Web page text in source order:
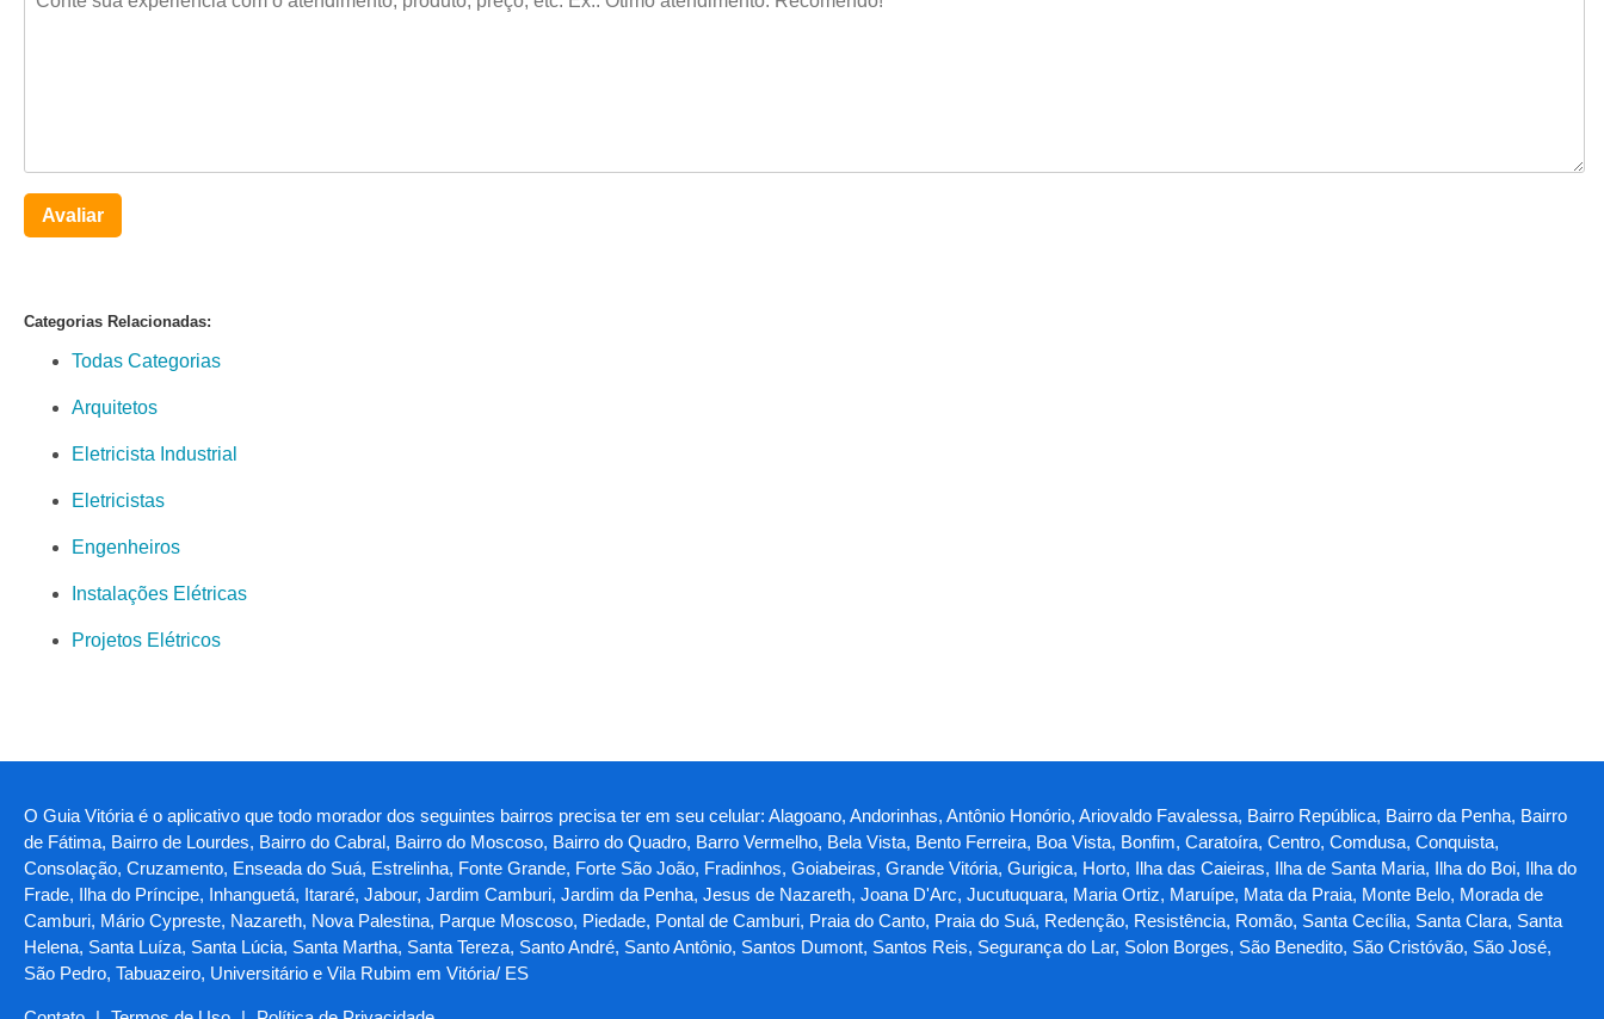
Avaliar
Categorias Relacionadas:
Todas Categorias
Arquitetos
Eletricista Industrial
Eletricistas
Engenheiros
Instalações Elétricas
Projetos Elétricos
O Guia Vitória é o aplicativo que todo morador dos seguintes bairros precisa ter em seu celular: Alagoano, Andorinhas, Antônio Honório, Ariovaldo Favalessa, Bairro República, Bairro da Penha, Bairro
de Fátima, Bairro de Lourdes, Bairro do Cabral, Bairro do Moscoso, Bairro do Quadro, Barro Vermelho, Bela Vista, Bento Ferreira, Boa Vista, Bonfim, Caratoíra, Centro, Comdusa, Conquista,
Consolação, Cruzamento, Enseada do Suá, Estrelinha, Fonte Grande, Forte São João, Fradinhos, Goiabeiras, Grande Vitória, Gurigica, Horto, Ilha das Caieiras, Ilha de Santa Maria, Ilha do Boi, Ilha do
Frade, Ilha do Príncipe, Inhanguetá, Itararé, Jabour, Jardim Camburi, Jardim da Penha, Jesus de Nazareth, Joana D'Arc, Jucutuquara, Maria Ortiz, Maruípe, Mata da Praia, Monte Belo, Morada de
Camburi, Mário Cypreste, Nazareth, Nova Palestina, Parque Moscoso, Piedade, Pontal de Camburi, Praia do Canto, Praia do Suá, Redenção, Resistência, Romão, Santa Cecília, Santa Clara, Santa
Helena, Santa Luíza, Santa Lúcia, Santa Martha, Santa Tereza, Santo André, Santo Antônio, Santos Dumont, Santos Reis, Segurança do Lar, Solon Borges, São Benedito, São Cristóvão, São José,
São Pedro, Tabuazeiro, Universitário e Vila Rubim em Vitória/ ES